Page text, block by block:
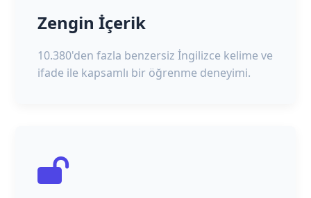
Zengin İçerik
10.380'den fazla benzersiz İngilizce kelime ve
ifade ile kapsamlı bir öğrenme deneyimi.